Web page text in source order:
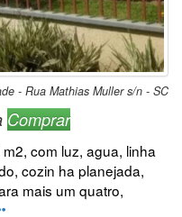
- Rua Mathias Muller s/n - SC
Comprar
com luz, agua, linha
cozin ha planejada,
mais um quatro,